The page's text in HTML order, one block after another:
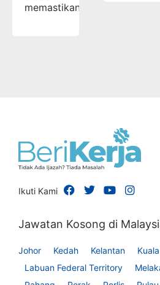
memastikan…
Ikuti Kami
Jawatan Kosong di
Johor Kedah Kelantan
Labuan Federal Territory